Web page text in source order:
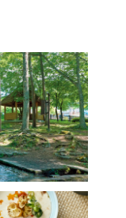
の他施設 ごはん